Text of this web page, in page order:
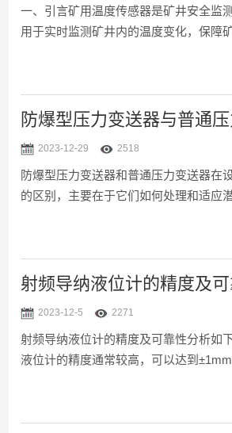
强。它采用传感器技术和电子元件，能
中稳定运行，...
一、引言矿用温度传感器是矿井安全监
用于实时监测矿井内的温度变化，保障
了确保矿用温度传感器的正常工作和延
的维护和保养是很重要的。本文将详细
的维护与保养须知。二、日常检查定期
确保无破损、无污垢，连接线束完好无
常，无异常报警信息。三、清洁保养定
面污垢，保持清洁。清洁时，应使用干
拭，避免使用含...
2023-12-29 2518
防爆型压力变送器和普通压力变送器在
的区别，主要在于它们如何处理和适应
以下是两者之间的比较：应用环境：防
用于有易燃易爆气体或可燃性粉尘出现
化工、煤化工等。而普通压力变送器主
一般的气体或液体介质测量。防爆认证
能够确保在危险场所中的安全使用。而
有这方面的认证。设计和材料：防爆型
更为严格，使...
射频导纳液位计的精度及
2023-12-5 2271
射频导纳液位计的精度及可靠性分析如
液位计的精度通常较高，可以达到
主要受到以下因素的影响：探头的灵敏
高，对微小电容变化的检测能力越强，
的介电常数：液体的介电常数是影响电